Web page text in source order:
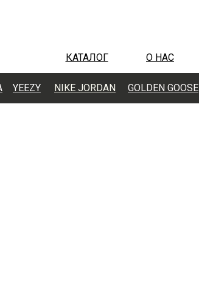
КАТАЛОГ О НАС
YEEZY GOLDEN GOOSE
NIKE JORDAN